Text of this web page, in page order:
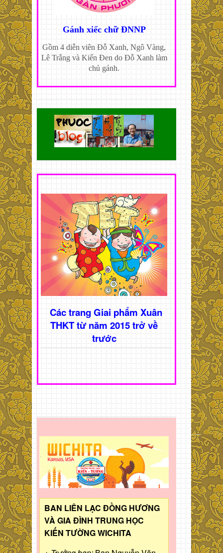
Gánh xiếc chữ ĐNNP
Gồm 4 diễn viên Đỗ Xanh, Ngô Vàng,
Lê Trắng và Kiến Đen do Đỗ Xanh làm
chủ gánh.
Các trang Giai phẩm Xuân
THKT từ năm 2015 trở về
trước
BAN LIÊN LẠC ĐỒNG HƯƠNG
VÀ GIA ĐÌNH TRUNG HỌC
KIẾN TƯỜNG WICHITA